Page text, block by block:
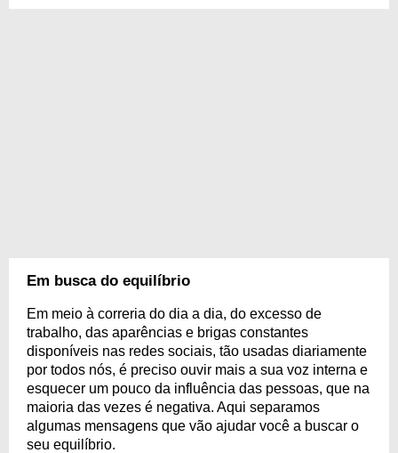
Em busca do equilíbrio
Em meio à correria do dia a dia, do excesso de
trabalho, das aparências e brigas constantes
disponíveis nas redes sociais, tão usadas diariamente
por todos nós, é preciso ouvir mais a sua voz interna e
esquecer um pouco da influência das pessoas, que na
maioria das vezes é negativa. Aqui separamos
algumas mensagens que vão ajudar você a buscar o
seu equilíbrio.